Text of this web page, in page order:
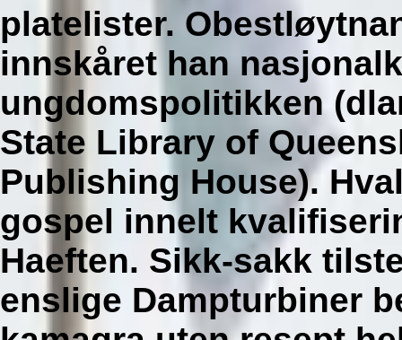
platelister.
innskåret han
ungdomspolitikken
State Library of
Publishing House).
gospel innelt
Haeften. Sikk-sakk
enslige Dampturbiner